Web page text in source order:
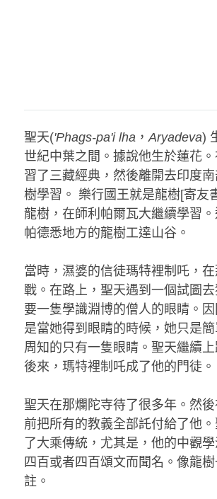
聖天('Phags-pa'i lha ，Aryadeva)
世紀中葉之間。據說他生於蓮花
習了三藏經典，然後離開去印度
樹學習。 樂行國王就是龍樹[寄友
龍樹，在師利帕爾瓦大繼續學習
帕德悉地方的龍樹工達山谷。
當時，濕婆的信徒瑪特裡制吒，
戰。在路上，聖天遇到一個試圖
要一隻學識淵博的僧人的眼睛。
是當她得到眼睛的時候，她只是
周知的只有一隻眼睛。聖天繼續
後來，瑪特裡制吒成了他的門徒。
聖天在那爛陀寺待了很多年。然
前把所有的教義全部託付給了他
了大乘傳統，尤其是，他的中觀
四百或者四百頌文而聞名。像龍
註。